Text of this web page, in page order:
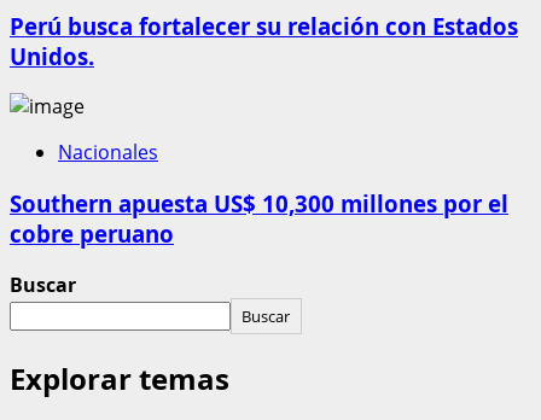
Perú busca fortalecer su relación con Estados
Unidos.
Nacionales
Southern apuesta US$ 10,300 millones por el
cobre peruano
Buscar
Buscar
Explorar temas